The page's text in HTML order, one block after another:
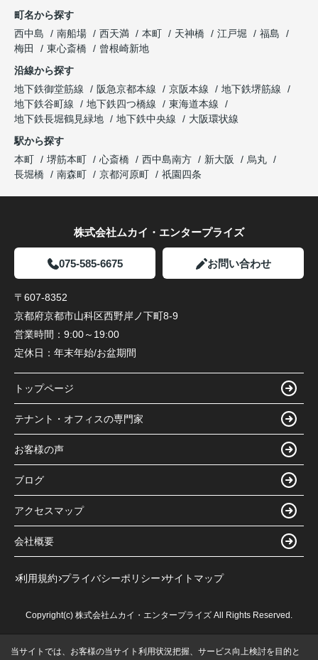
町名から探す
西中島
南船場 西天満 本町 天神橋 江戸堀
福島
梅田
東心斎橋
曾根崎新地
沿線から探す
地下鉄御堂筋線
阪急京都本線 京阪本線
地下鉄堺筋線
地下鉄谷町線
地下鉄四つ橋線
東海道本線
地下鉄長堀鶴見緑地
地下鉄中央線
大阪環状線
駅から探す
本町
堺筋本町 心斎橋 西中島南方 新大阪
烏丸
長堀橋
南森町 京都河原町 祇園四条
株式会社ムカイ・エンタープライズ
075-585-6675 お問い合わせ
〒607-8352
京都府京都市山科区西野岸ノ下町8-9
営業時間： 9:00～19:00
定休日： 年末年始/お盆期間
トップページ
テナント・オフィスの専門家
お客様の声
ブログ
アクセスマップ
会社概要
利用規約 プライバシーポリシー サイトマップ
Copyright(c) 株式会社ムカイ・エンタープライズ All Rights Reserved.
当サイトでは、お客様の当サイト利用状況把握、サービス向上検討を目的と